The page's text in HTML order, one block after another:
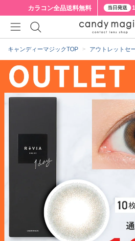
カラコン全品送料無料 当日発送
キャンディーマジックTOP アウトレットセ
クーポン詳細